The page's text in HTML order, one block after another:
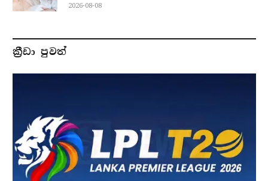
2026-08-08
ක්‍රීඩා පුවත්